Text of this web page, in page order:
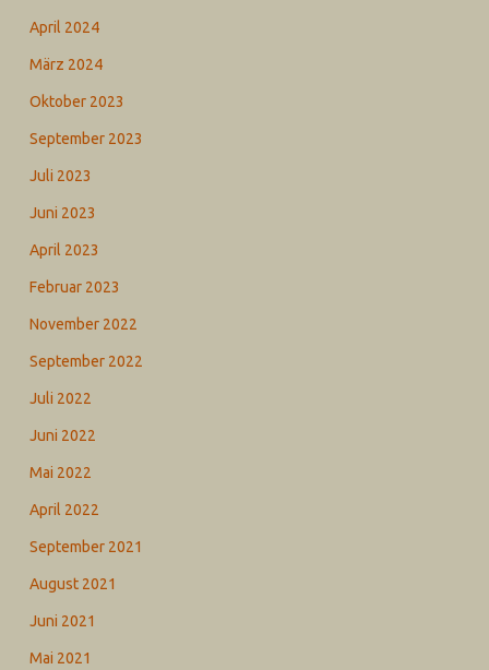
April 2024
März 2024
Oktober 2023
September 2023
Juli 2023
Juni 2023
April 2023
Februar 2023
November 2022
September 2022
Juli 2022
Juni 2022
Mai 2022
April 2022
September 2021
August 2021
Juni 2021
Mai 2021